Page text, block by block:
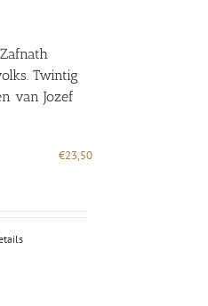
Twintig
van Jozef
€23,50